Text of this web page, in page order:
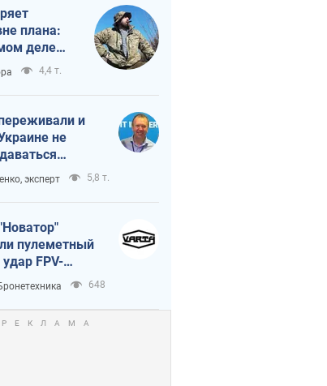
плана:
деле
войны
4,4 т.
и
не
за
террора
эксперт 5,8 т.
пулеметный
FPV-
жизнь
648